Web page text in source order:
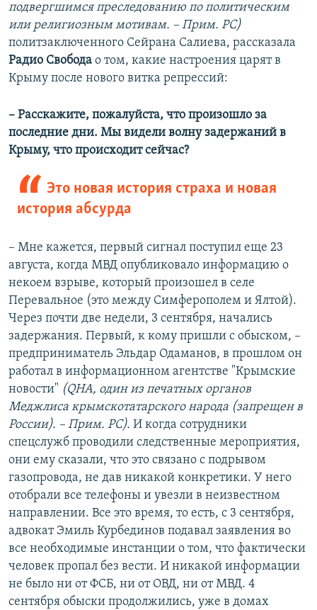
подвергшимся преследованию по политическим
или религиозным мотивам. – Прим. РС)
политзаключенного Сейрана Салиева, рассказала
Радио Свобода о том, какие настроения царят в
Крыму после нового витка репрессий:
– Расскажите, пожалуйста, что произошло за
последние дни. Мы видели волну задержаний в
Крыму, что происходит сейчас?
Это новая история страха и новая
история абсурда
– Мне кажется, первый сигнал поступил еще 23
августа, когда МВД опубликовало информацию о
некоем взрыве, который произошел в селе
Перевальное (это между Симферополем и Ялтой).
Через почти две недели, 3 сентября, начались
задержания. Первый, к кому пришли с обыском, –
предприниматель Эльдар Одаманов, в прошлом он
работал в информационном агентстве "Крымские
новости" (QHA, один из печатных органов
Меджлиса крымскотатарского народа (запрещен в
России). – Прим. РС). И когда сотрудники
спецслужб проводили следственные мероприятия,
они ему сказали, что это связано с подрывом
газопровода, не дав никакой конкретики. У него
отобрали все телефоны и увезли в неизвестном
направлении. Все это время, то есть, с 3 сентября,
адвокат Эмиль Курбединов подавал заявления во
все необходимые инстанции о том, что фактически
человек пропал без вести. И никакой информации
не было ни от ФСБ, ни от ОВД, ни от МВД. 4
сентября обыски продолжились, уже в домах